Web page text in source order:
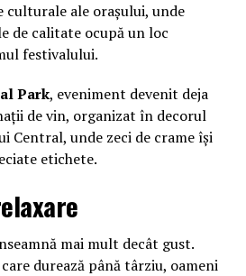
culturale ale orașului, unde
de calitate ocupă un loc
festivalului.
Park, eveniment devenit deja
de vin, organizat în decorul
Central, unde zeci de crame își
etichete.
mai mult decât gust.
durează până târziu, oameni